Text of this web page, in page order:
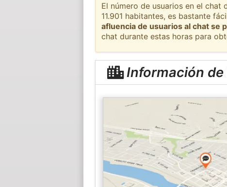
El número de usuarios en el chat
11.901 habitantes, es bastante
afluencia de usuarios al chat se
chat durante estas horas para
Información de